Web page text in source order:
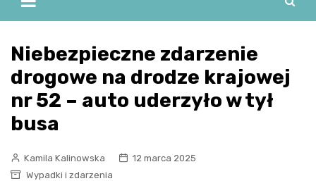
Niebezpieczne zdarzenie
drogowe na drodze krajowej
nr 52 – auto uderzyło w tył
busa
Kamila Kalinowska
12 marca 2025
Wypadki i zdarzenia